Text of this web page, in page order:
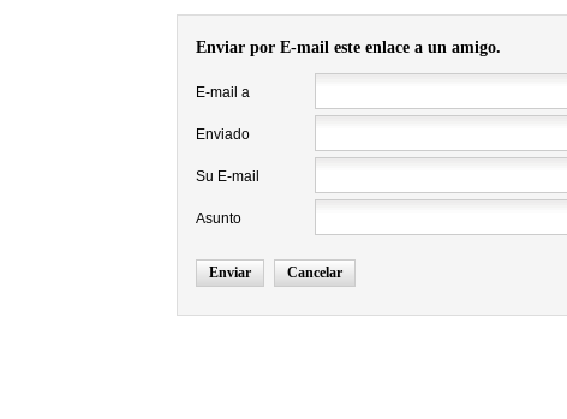
Enviar por E-mail este enlace a un amigo.
E-mail a
Enviado
Su E-mail
Asunto
Enviar Cancelar